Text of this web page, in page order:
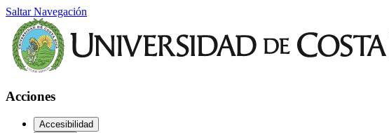
Saltar Navegación
Acciones
Accesibilidad